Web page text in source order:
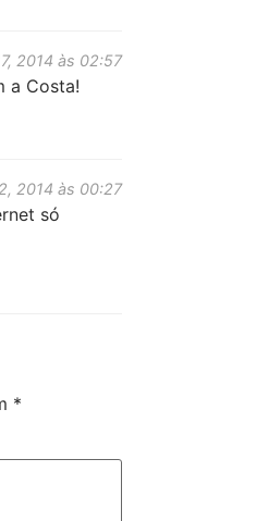
2014 às 02:57
a Costa!
2014 às 00:27
só
*